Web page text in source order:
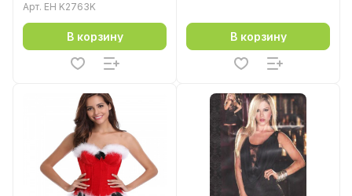
Арт. EH K2763K
В корзину В корзину